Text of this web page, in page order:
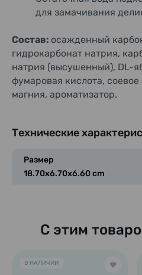
для замачивания
Состав: осажденный
гидрокарбонат натрия,
натрия (высушенный), DL-
фумаровая кислота, соевое
магния, ароматизатор.
Технические
Размер
18.70x6.70x6.60 cm
С этим
В НАЛИЧИИ